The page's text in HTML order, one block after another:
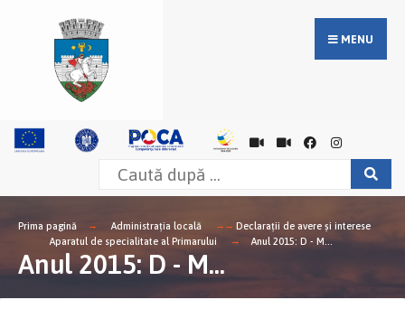
MENU
Prima pagină Administrația locală
Declarații de avere și interese
Aparatul de specialitate al Primarului
Anul 2015: D - M...
Anul 2015: D - M...